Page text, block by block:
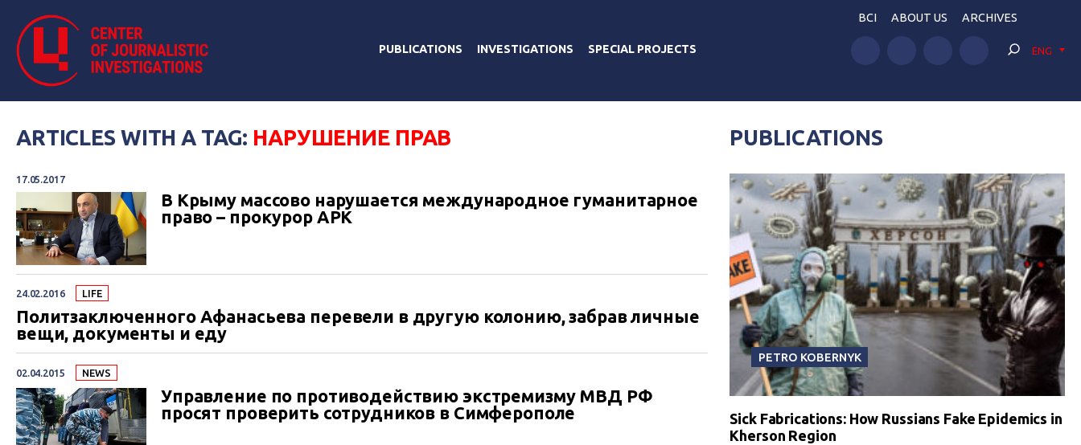
PUBLICATIONS INVESTIGATIONS SPECIAL PROJECTS
BCI ABOUT US ARCHIVES
ENG
ARTICLES WITH A TAG: НАРУШЕНИЕ ПРАВ
17.05.2017
В Крыму массово нарушается международное гуманитарное
право – прокурор АРК
24.02.2016 LIFE
Политзаключенного Афанасьева перевели в другую колонию, забрав личные
вещи, документы и еду
02.04.2015 NEWS
Управление по противодействию экстремизму МВД РФ
просят проверить сотрудников в Симферополе
PUBLICATIONS
PETRO KOBERNYK
Sick Fabrications: How Russians Fake Epidemics in
Kherson Region